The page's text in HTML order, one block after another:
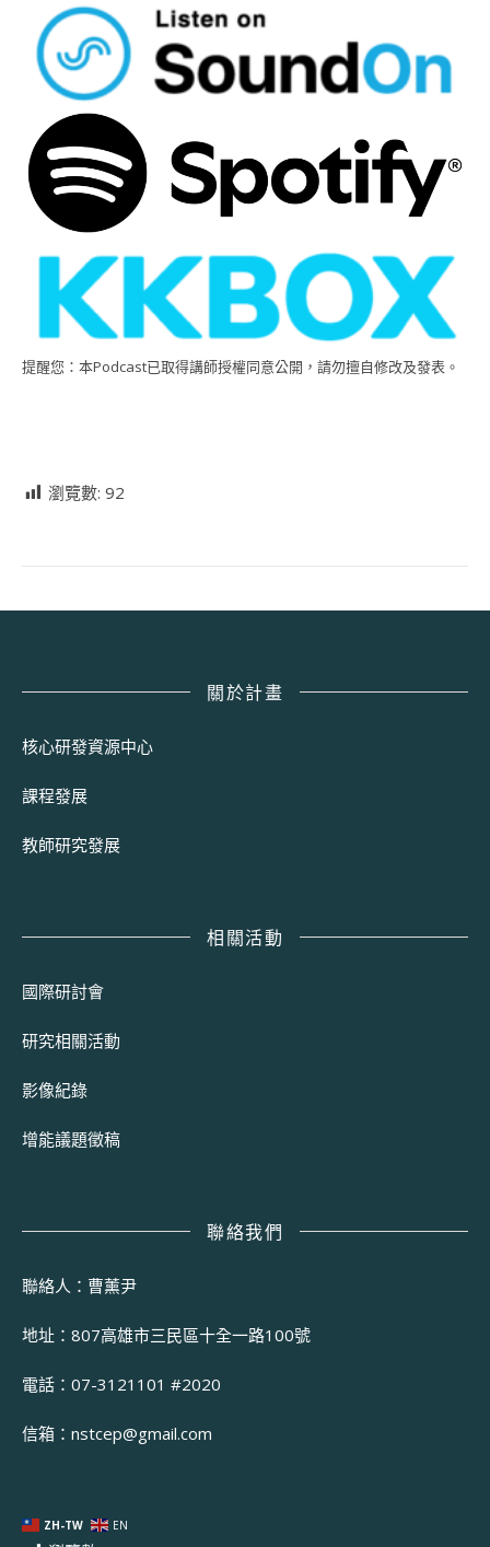
提醒您：本Podcast已取得講師授權同意公開，請勿擅自修改及發表。
瀏覽數: 92
關於計畫
核心研發資源中心
課程發展
教師研究發展
相關活動
國際研討會
研究相關活動
影像紀錄
增能議題徵稿
聯絡我們
聯絡人：曹薰尹
地址：807高雄市三民區十全一路100號
電話：07-3121101 #2020
信箱： nstcep@gmail.com
ZH-TW EN